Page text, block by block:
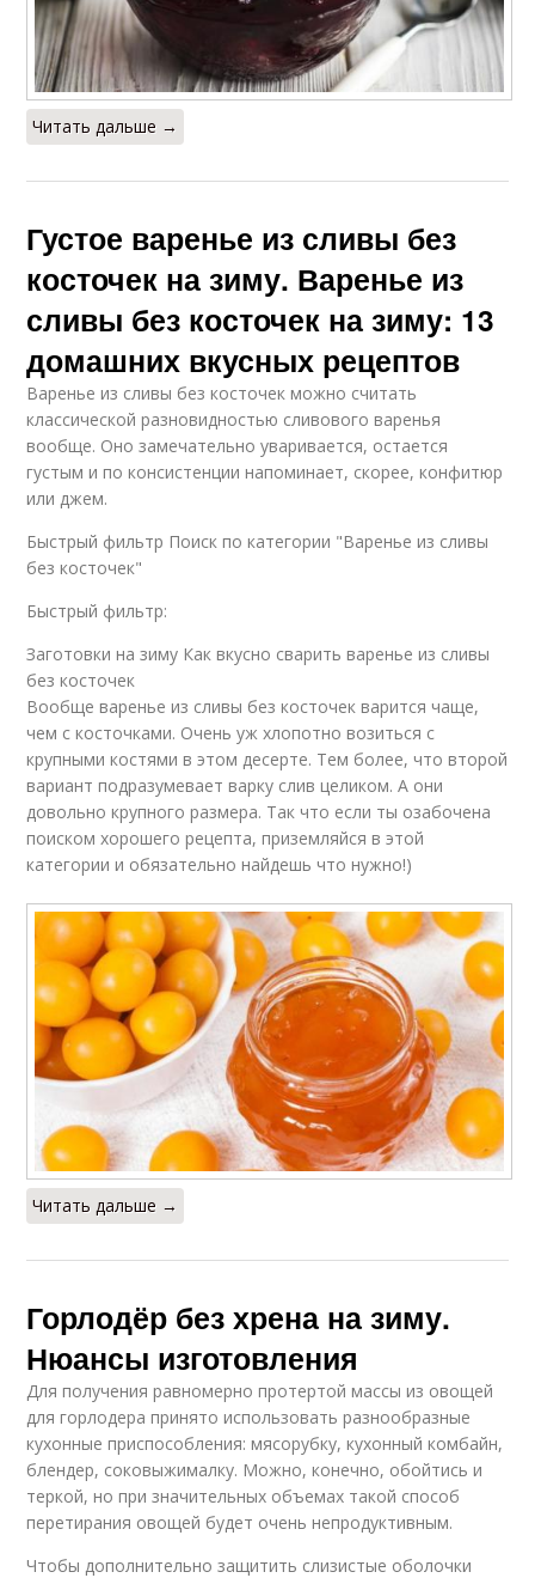
Читать дальше →
Густое варенье из сливы без
косточек на зиму. Варенье из
сливы без косточек на зиму: 13
домашних вкусных рецептов
Варенье из сливы без косточек можно считать
классической разновидностью сливового варенья
вообще. Оно замечательно уваривается, остается
густым и по консистенции напоминает, скорее, конфитюр
или джем.
Быстрый фильтр Поиск по категории "Варенье из сливы
без косточек"
Быстрый фильтр:
Заготовки на зиму Как вкусно сварить варенье из сливы
без косточек
Вообще варенье из сливы без косточек варится чаще,
чем с косточками. Очень уж хлопотно возиться с
крупными костями в этом десерте. Тем более, что второй
вариант подразумевает варку слив целиком. А они
довольно крупного размера. Так что если ты озабочена
поиском хорошего рецепта, приземляйся в этой
категории и обязательно найдешь что нужно!)
Читать дальше →
Горлодёр без хрена на зиму.
Нюансы изготовления
Для получения равномерно протертой массы из овощей
для горлодера принято использовать разнообразные
кухонные приспособления: мясорубку, кухонный комбайн,
блендер, соковыжималку. Можно, конечно, обойтись и
теркой, но при значительных объемах такой способ
перетирания овощей будет очень непродуктивным.
Чтобы дополнительно защитить слизистые оболочки